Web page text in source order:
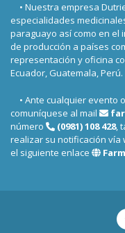
• Nuestra empresa
especialidades
paraguayo así como en el
de producción a países
representación y oficina
Ecuador, Guatemala, Perú.
• Ante cualquier evento
comuníquese al mail
número
(0981) 108 428,
realizar su notificación
el siguiente enlace